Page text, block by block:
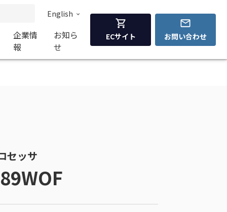
English
企業情
報
お知ら
せ
ECサイト お問い合わせ
セッサ